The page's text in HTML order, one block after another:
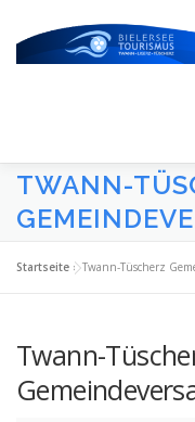
ESSEN/TRINKEN/
TWANN-
Startseite »Twann-Tüscherz
Twann-